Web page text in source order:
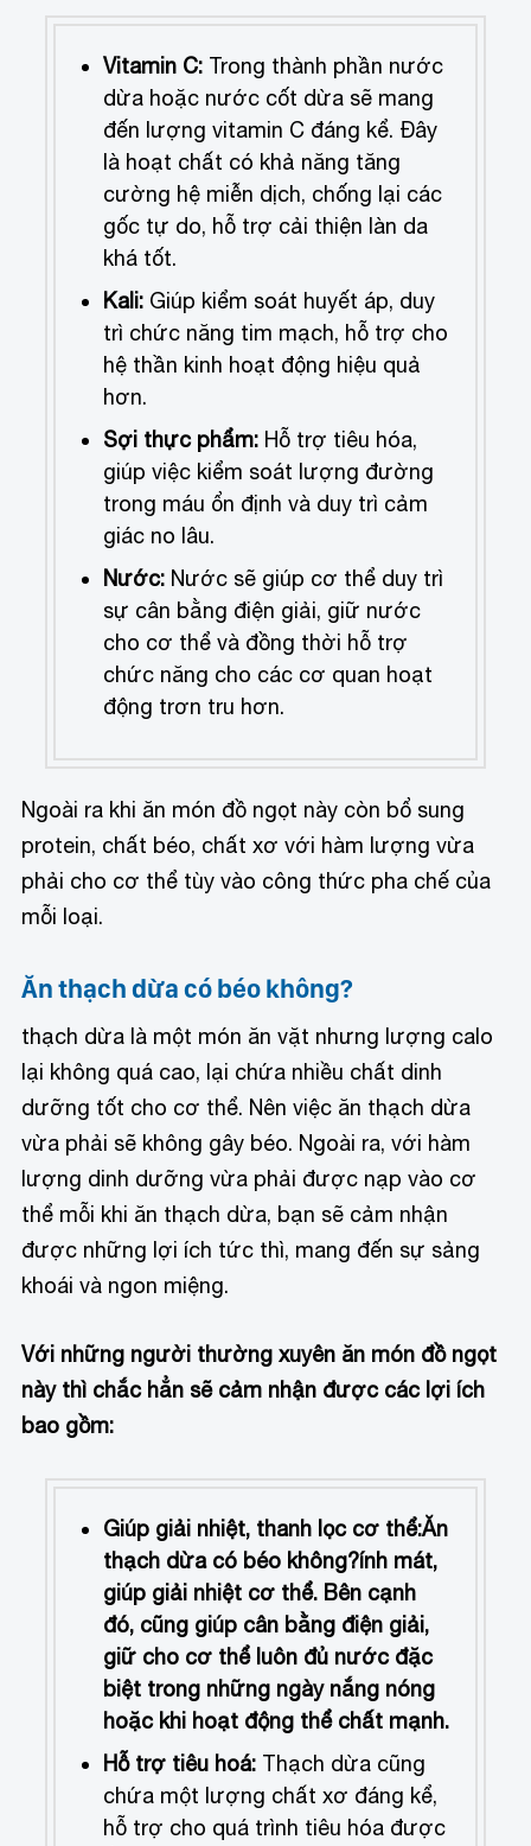
Vitamin C: Trong thành phần nước
dừa hoặc nước cốt dừa sẽ mang
đến lượng vitamin C đáng kể. Đây
là hoạt chất có khả năng tăng
cường hệ miễn dịch, chống lại các
gốc tự do, hỗ trợ cải thiện làn da
khá tốt.
Kali: Giúp kiểm soát huyết áp, duy
trì chức năng tim mạch, hỗ trợ cho
hệ thần kinh hoạt động hiệu quả
hơn.
Sợi thực phẩm: Hỗ trợ tiêu hóa,
giúp việc kiểm soát lượng đường
trong máu ổn định và duy trì cảm
giác no lâu.
Nước: Nước sẽ giúp cơ thể duy trì
sự cân bằng điện giải, giữ nước
cho cơ thể và đồng thời hỗ trợ
chức năng cho các cơ quan hoạt
động trơn tru hơn.
Ngoài ra khi ăn món đồ ngọt này còn bổ sung
protein, chất béo, chất xơ với hàm lượng vừa
phải cho cơ thể tùy vào công thức pha chế của
mỗi loại.
Ăn thạch dừa có béo không?
thạch dừa là một món ăn vặt nhưng lượng calo
lại không quá cao, lại chứa nhiều chất dinh
dưỡng tốt cho cơ thể. Nên việc ăn thạch dừa
vừa phải sẽ không gây béo. Ngoài ra, với hàm
lượng dinh dưỡng vừa phải được nạp vào cơ
thể mỗi khi ăn thạch dừa, bạn sẽ cảm nhận
được những lợi ích tức thì, mang đến sự sảng
khoái và ngon miệng.
Với những người thường xuyên ăn món đồ ngọt
này thì chắc hẳn sẽ cảm nhận được các lợi ích
bao gồm:
Giúp giải nhiệt, thanh lọc cơ thể:Ăn
thạch dừa có béo không?ính mát,
giúp giải nhiệt cơ thể. Bên cạnh
đó, cũng giúp cân bằng điện giải,
giữ cho cơ thể luôn đủ nước đặc
biệt trong những ngày nắng nóng
hoặc khi hoạt động thể chất mạnh.
Hỗ trợ tiêu hoá: Thạch dừa cũng
chứa một lượng chất xơ đáng kể,
hỗ trợ cho quá trình tiêu hóa được